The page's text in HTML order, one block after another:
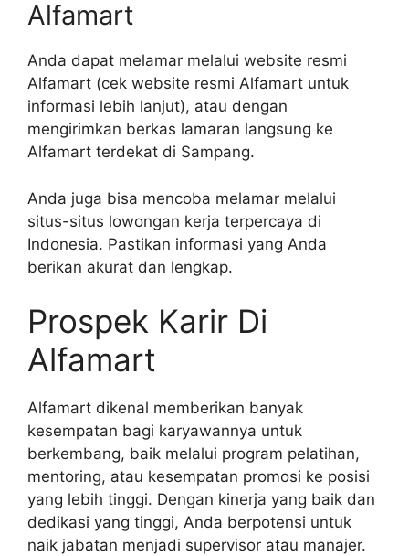
Alfamart
Anda dapat melamar melalui website resmi
Alfamart (cek website resmi Alfamart untuk
informasi lebih lanjut), atau dengan
mengirimkan berkas lamaran langsung ke
Alfamart terdekat di Sampang.
Anda juga bisa mencoba melamar melalui
situs-situs lowongan kerja terpercaya di
Indonesia. Pastikan informasi yang Anda
berikan akurat dan lengkap.
Prospek Karir Di
Alfamart
Alfamart dikenal memberikan banyak
kesempatan bagi karyawannya untuk
berkembang, baik melalui program pelatihan,
mentoring, atau kesempatan promosi ke posisi
yang lebih tinggi. Dengan kinerja yang baik dan
dedikasi yang tinggi, Anda berpotensi untuk
naik jabatan menjadi supervisor atau manajer.